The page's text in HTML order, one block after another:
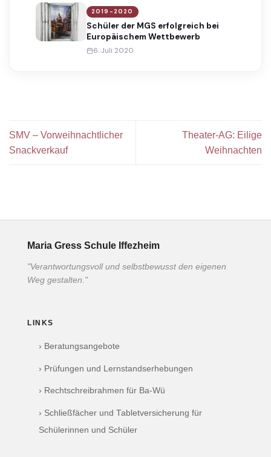
2019-2020
Schüler der MGS erfolgreich bei
Europäischem Wettbewerb
6. Juli 2020
SMV – Vorweihnachtlicher
Snackverkauf
Theater-AG: Eilige
Weihnachten
Maria Gress Schule Iffezheim
"Verantwortungsvoll und selbstbewusst den eigenen
Weg gestalten."
LINKS
› Beratungsangebote
› Prüfungen und Lernstandserhebungen
› Rechtschreibrahmen für Ba-Wü
› Schließfächer und Tabletversicherung für
Schülerinnen und Schüler